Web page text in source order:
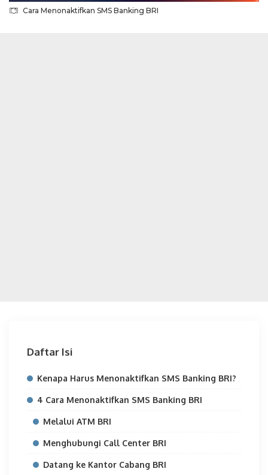
Cara Menonaktifkan SMS Banking BRI
Daftar Isi
Kenapa Harus Menonaktifkan SMS Banking BRI?
4 Cara Menonaktifkan SMS Banking BRI
Melalui ATM BRI
Menghubungi Call Center BRI
Datang ke Kantor Cabang BRI